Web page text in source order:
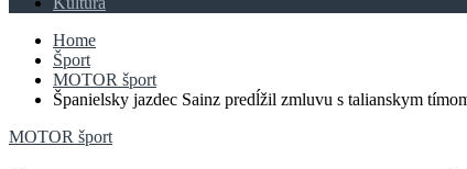
Home
Šport
MOTOR šport
Španielsky jazdec Sainz predĺžil zmluvu s talianskym
MOTOR šport